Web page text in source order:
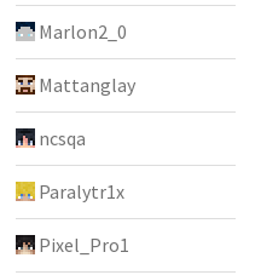
Marlon2_0
Mattanglay
ncsqa
Paralytr1x
Pixel_Pro1